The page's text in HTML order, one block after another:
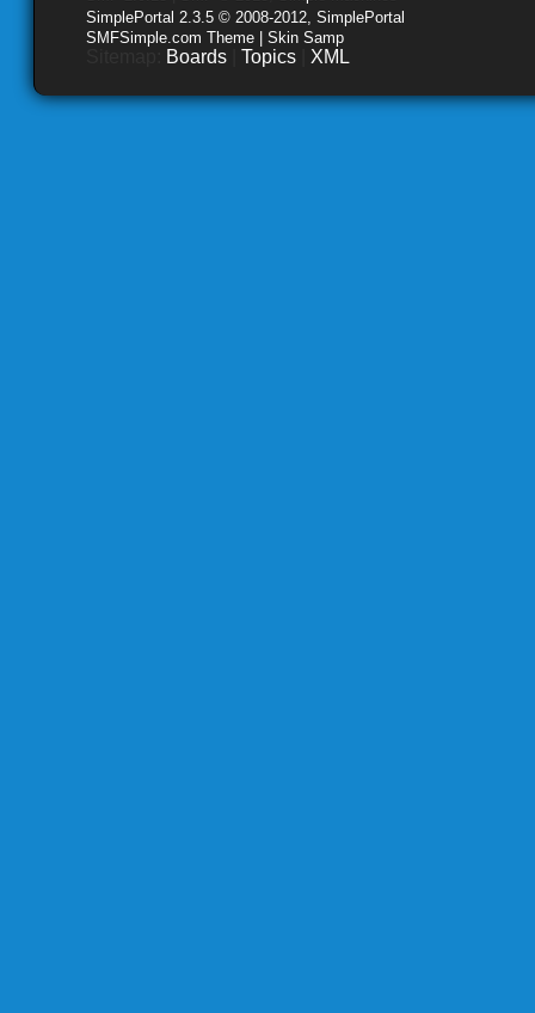
SimplePortal 2.3.5 © 2008-2012, SimplePortal
SMFSimple.com Theme | Skin Samp
Boards Topics XML